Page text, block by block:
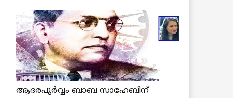
ആദരപൂര്‍വ്വം ബാബ സാഹേബിന്